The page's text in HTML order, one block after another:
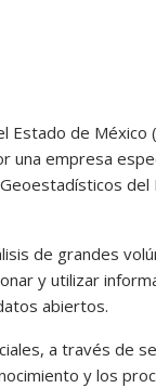
de México
una empresa
del
de grandes
y utilizar
abiertos.
a través de
y los